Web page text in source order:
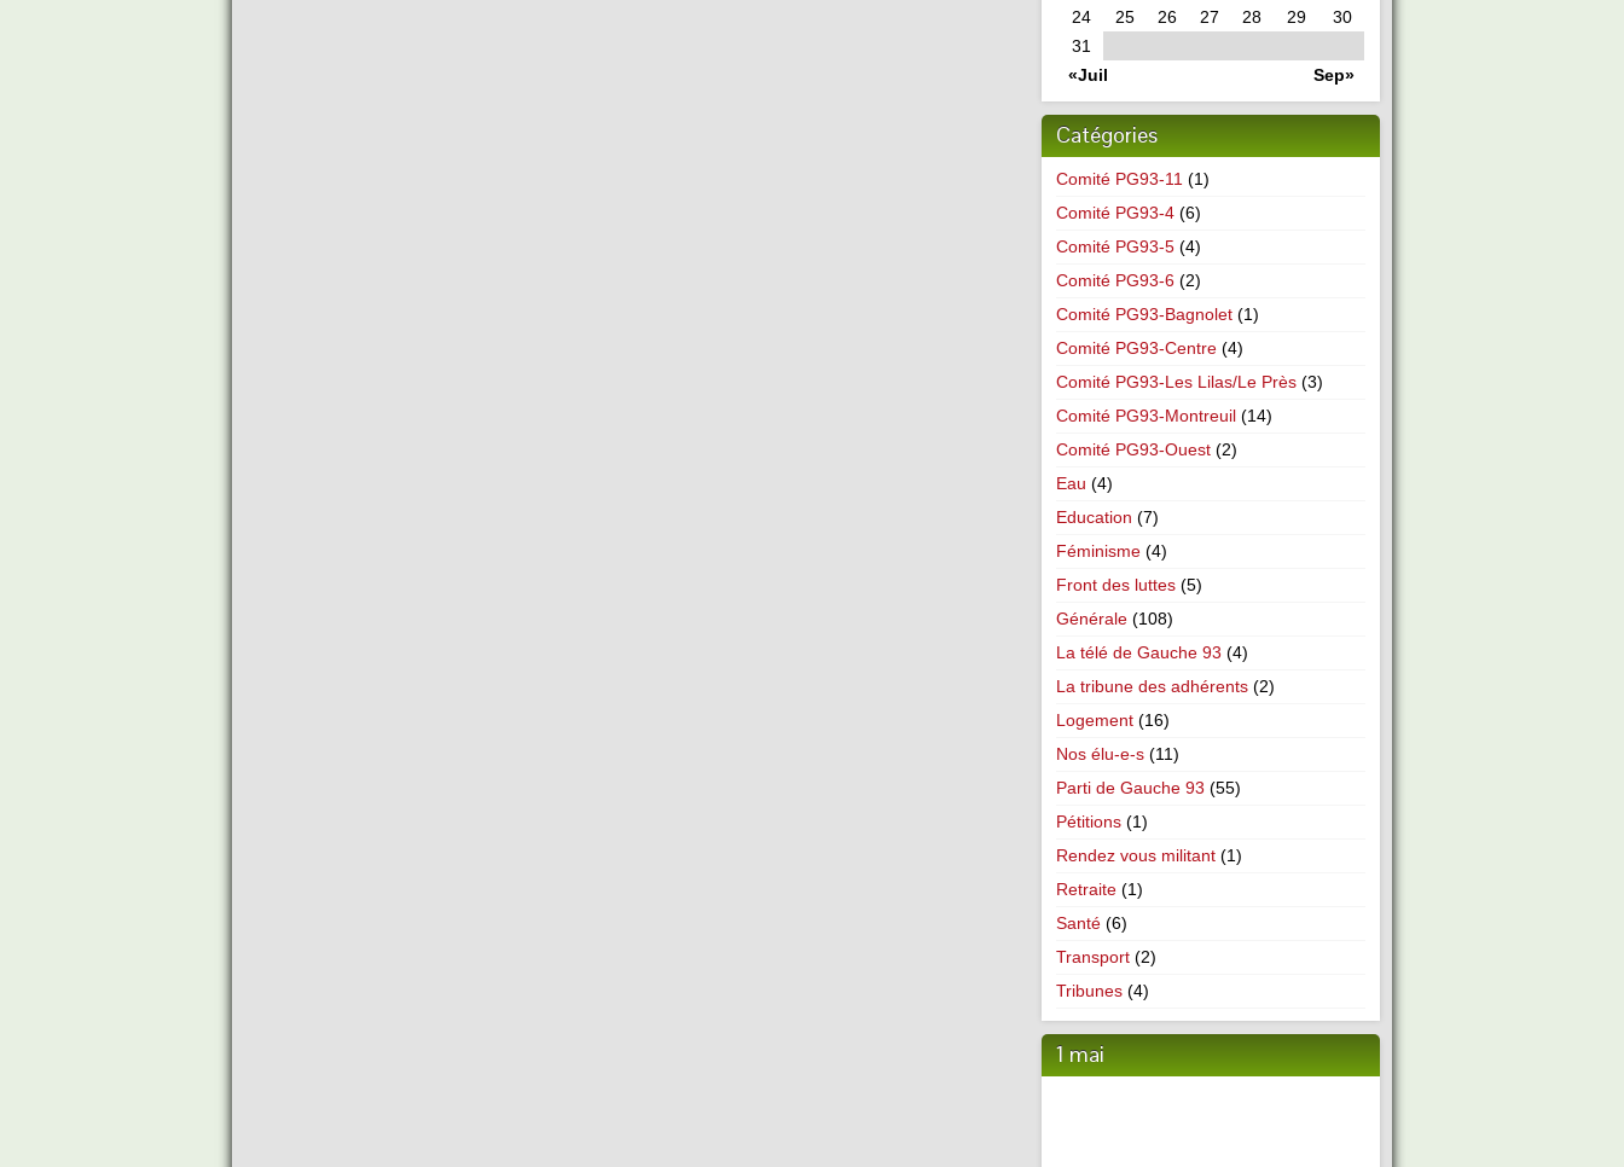
«Juil Sep»
24
25 26 27 28 29
30
31
Catégories
Comité PG93-11 (1)
Comité PG93-4 (6)
Comité PG93-5 (4)
Comité PG93-6 (2)
Comité PG93-Bagnolet (1)
Comité PG93-Centre (4)
Comité PG93-Les Lilas/Le Près (3)
Comité PG93-Montreuil (14)
Comité PG93-Ouest (2)
Eau (4)
Education (7)
Féminisme (4)
Front des luttes (5)
Générale (108)
La télé de Gauche 93 (4)
La tribune des adhérents (2)
Logement (16)
Nos élu-e-s (11)
Parti de Gauche 93 (55)
Pétitions (1)
Rendez vous militant (1)
Retraite (1)
Santé (6)
Transport (2)
Tribunes (4)
1 mai